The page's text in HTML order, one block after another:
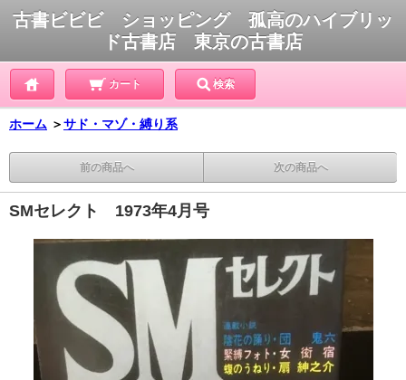
古書ビビビ ショッピング 孤高のハイブリッ
ド古書店 東京の古書店
カート 検索
ホーム ＞サド・マゾ・縛り系
前の商品へ 次の商品へ
SMセレクト 1973年4月号